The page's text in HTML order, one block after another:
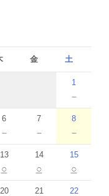
金 土
1
－
6
－
7
－
8
－
13
○
14
○
15
○
20 21 22